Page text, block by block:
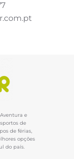
e
de
de férias,
opções
do país.